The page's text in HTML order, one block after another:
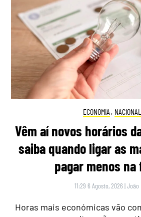
ECONOMIA , NACIONAL
Vêm aí novos horários
saiba quando ligar as
pagar menos
11:29 6 Agosto, 2026 |João
Horas mais económicas vão